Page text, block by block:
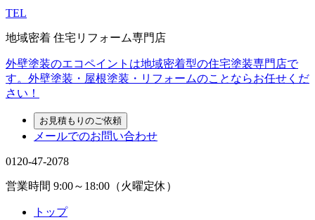
TEL
地域密着 住宅リフォーム専門店
外壁塗装のエコペイントは地域密着型の住宅塗装専門店で
す。外壁塗装・屋根塗装・リフォームのことならお任せくだ
さい！
お見積もりのご依頼
メールでのお問い合わせ
0120-47-2078
営業時間 9:00～18:00（火曜定休）
トップ